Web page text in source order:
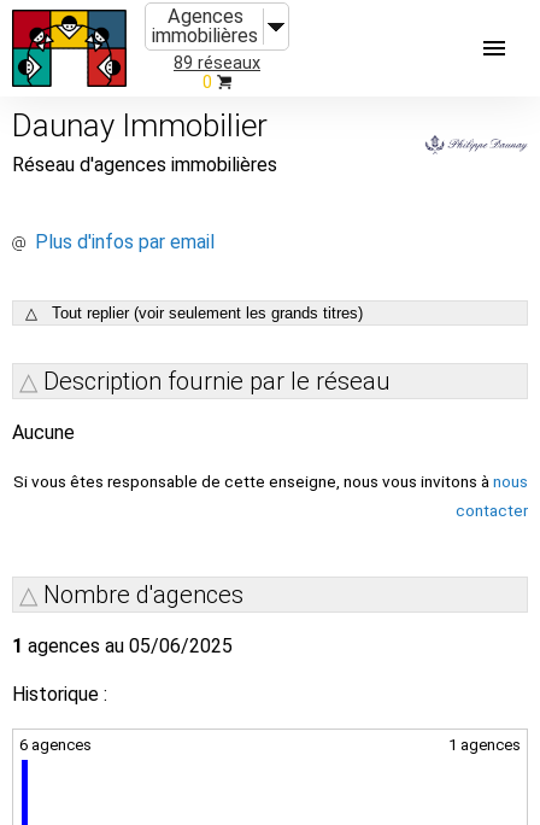
Agences
immobilières
89 réseaux
0
Daunay Immobilier
Réseau d'agences immobilières
Plus d'infos par email
△ Tout replier (voir seulement les grands titres)
Description fournie par le réseau
Aucune
Si vous êtes responsable de cette enseigne, nous vous invitons à nous
contacter
Nombre d'agences
1 agences au 05/06/2025
Historique :
6 agences 1 agences